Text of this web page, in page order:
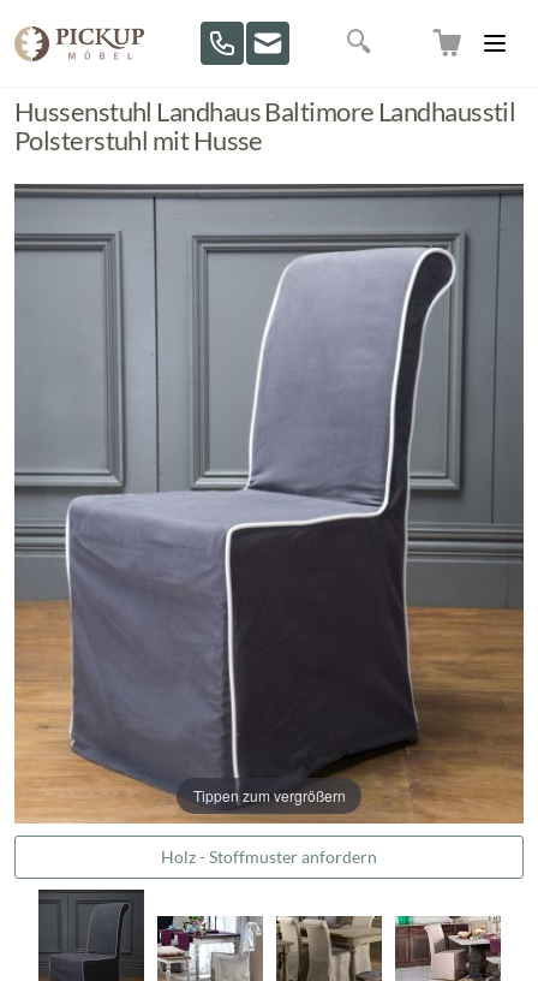
Suche
Hussenstuhl Landhaus Baltimore Landhausstil
Polsterstuhl mit Husse
Tippen zum vergrößern
Holz - Stoffmuster anfordern